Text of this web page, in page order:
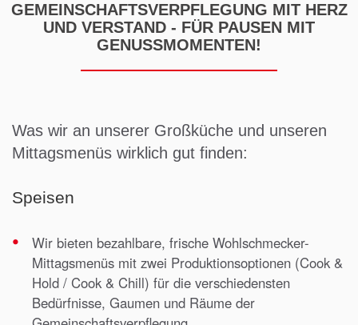
GEMEINSCHAFTSVERPFLEGUNG MIT HERZ
UND VERSTAND - FÜR PAUSEN MIT
GENUSSMOMENTEN!
Was wir an unserer Großküche und unseren
Mittagsmenüs wirklich gut finden:
Speisen
Wir bieten bezahlbare, frische Wohlschmecker-
Mittagsmenüs mit zwei Produktionsoptionen (Cook &
Hold / Cook & Chill) für die verschiedensten
Bedürfnisse, Gaumen und Räume der